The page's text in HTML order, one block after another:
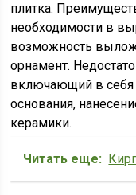
плитка.
необходимости в
возможность
орнамент.
включающий в себя
основания,
керамики.
Читать еще: